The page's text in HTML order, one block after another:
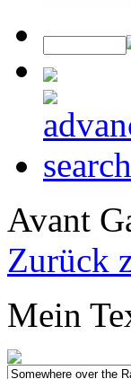
Avant
Zurück
Mein